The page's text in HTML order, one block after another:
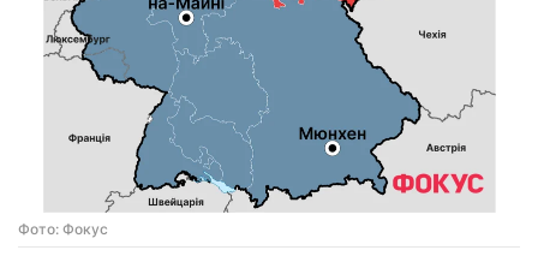
Фото: Фокус